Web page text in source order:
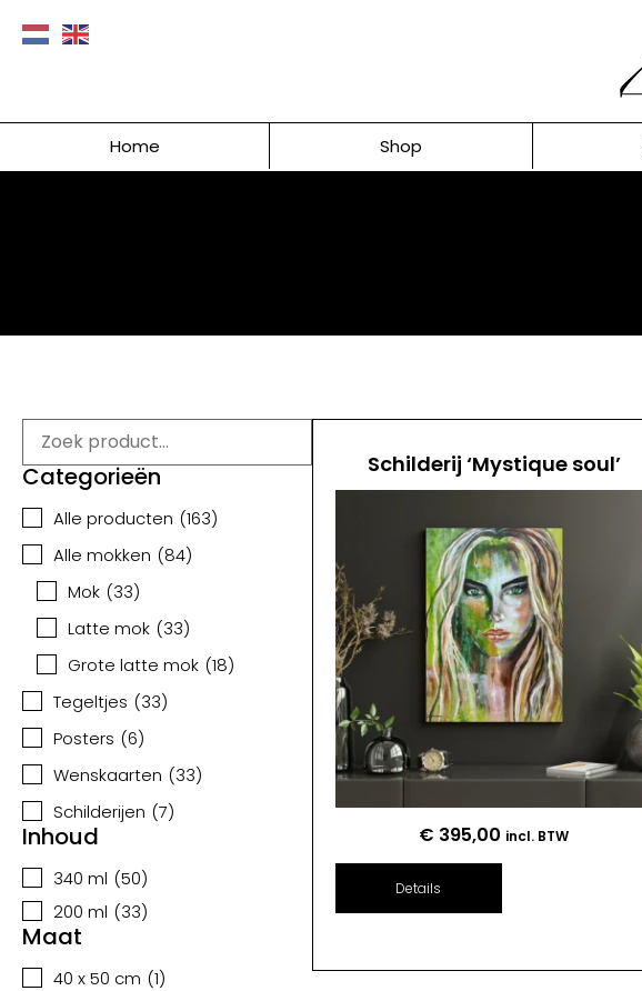
Home Shop
Categorieën
Alle producten (163)
Alle mokken (84)
Mok (33)
Latte mok (33)
Grote latte mok (18)
Tegeltjes (33)
Posters (6)
Wenskaarten (33)
Schilderijen (7)
Inhoud
340 ml (50)
200 ml (33)
Maat
40 x 50 cm (1)
Schilderij ‘Mystique soul’
€ 395,00 incl. BTW
Details